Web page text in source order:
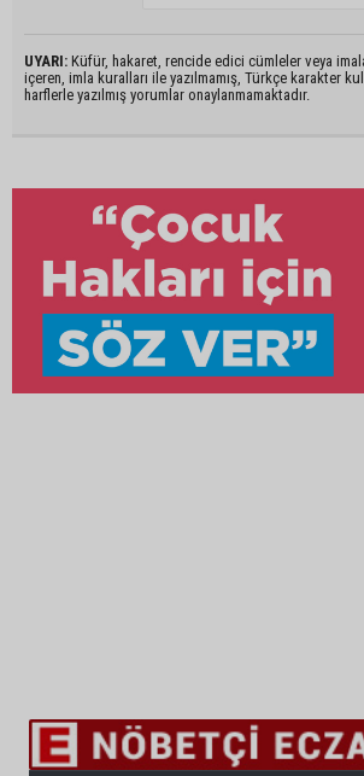
UYARI: Küfür, hakaret, rencide edici cümleler veya
içeren, imla kuralları ile yazılmamış, Türkçe karakter
harflerle yazılmış yorumlar onaylanmamaktadır.